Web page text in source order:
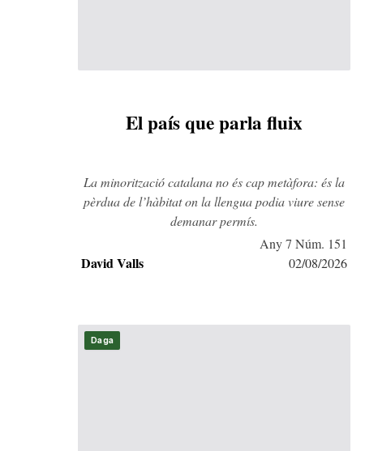
El país que parla fluix
La minorització catalana no és cap metàfora: és la
pèrdua de l’hàbitat on la llengua podia viure sense
demanar permís.
David Valls
Any 7 Núm. 151
02/08/2026
Daga